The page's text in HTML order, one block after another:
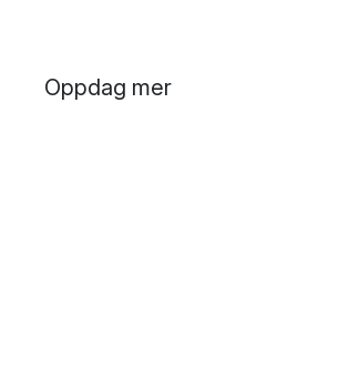
Oppdag mer